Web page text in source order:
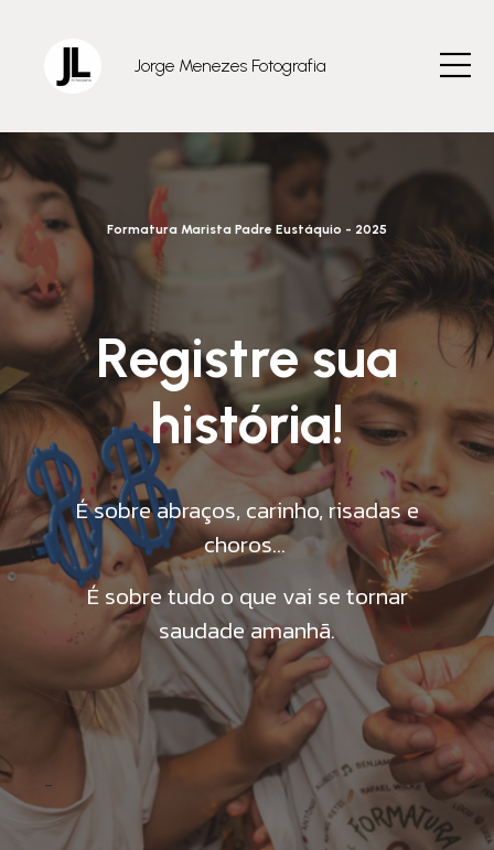
Jorge Menezes Fotografia
Formatura Marista Padre Eustáquio - 2025
Registre sua
história!
É sobre abraços, carinho, risadas e
choros...
É sobre tudo o que vai se tornar
saudade amanhã.
-